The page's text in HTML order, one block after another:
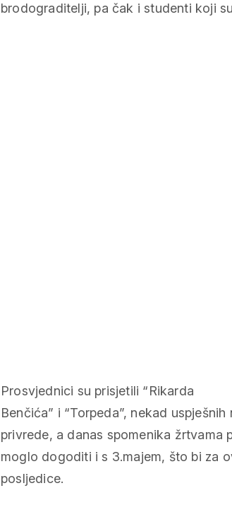
brodograditelji, pa čak i studenti koji
Prosvjednici su prisjetili “Rikarda
Benčića” i “Torpeda”, nekad
privrede, a danas spomenika žrtvama
moglo dogoditi i s 3.majem, što bi za
posljedice.